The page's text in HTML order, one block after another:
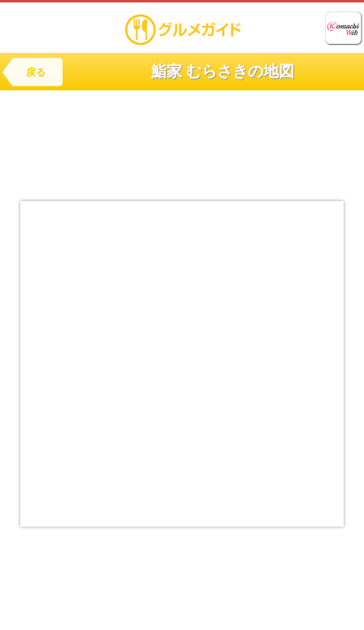
戻る 鮨家 むらさきの地図